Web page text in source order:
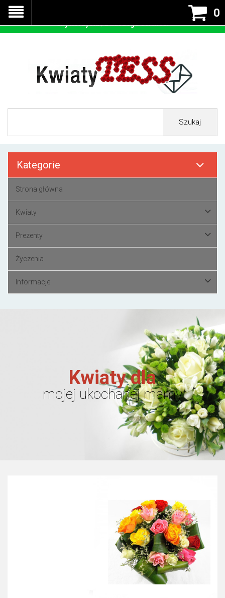
0
Szukaj
Kategorie
Strona główna
Kwiaty
Prezenty
Życzenia
Informacje
Kwiaty dla
mojej ukochanej mamy
Nasza strona korzysta z cookies - czyli tzw ciastek w celu
prawidłowego działania. Zaakceptuj przyjmowanie cookies
aby korzystać z naszego serwisu.